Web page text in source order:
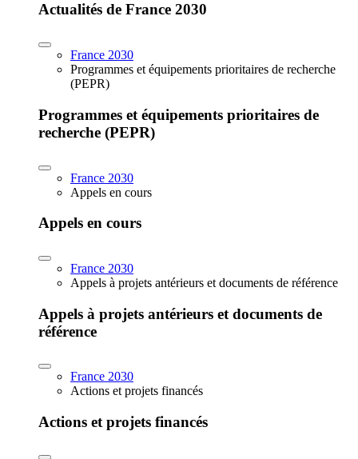
Actualités de France 2030
France 2030
Programmes et équipements prioritaires de recherche
(PEPR)
Programmes et équipements prioritaires de
recherche (PEPR)
France 2030
Appels en cours
Appels en cours
France 2030
Appels à projets antérieurs et documents de référence
Appels à projets antérieurs et documents de
référence
France 2030
Actions et projets financés
Actions et projets financés